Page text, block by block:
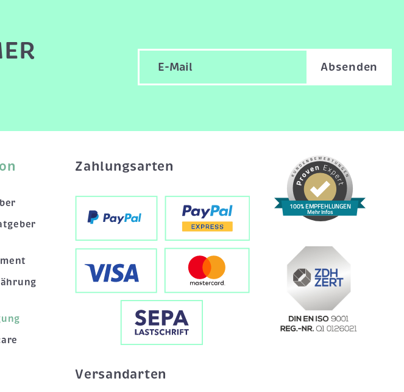
Absenden
Zahlungsarten
Versandarten
100% EMPFEHLUNGEN
Mehr Infos